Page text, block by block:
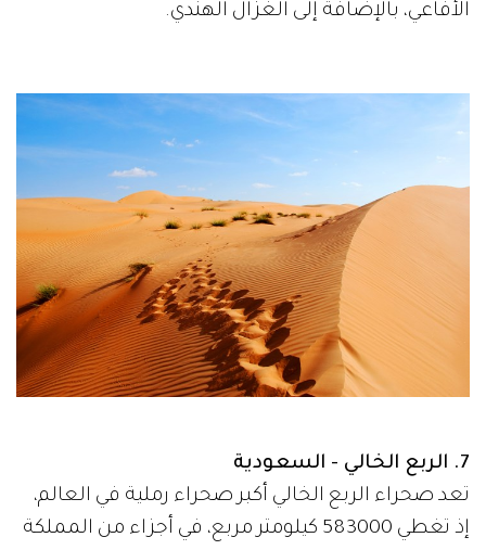
الأفاعي، بالإضافة إلى الغزال الهندي.
7. الربع الخالي - السعودية
تعد صحراء الربع الخالي أكبر صحراء رملية في العالم،
إذ تغطي 583000 كيلومتر مربع، في أجزاء من المملكة